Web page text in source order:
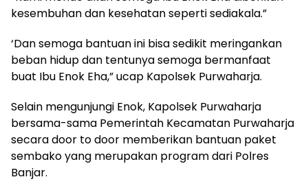
kesembuhan dan kesehatan seperti sediakala.”
‘Dan semoga bantuan ini bisa sedikit meringankan
beban hidup dan tentunya semoga bermanfaat
buat Ibu Enok Eha,” ucap Kapolsek Purwaharja.
Selain mengunjungi Enok, Kapolsek Purwaharja
bersama-sama Pemerintah Kecamatan Purwaharja
secara door to door memberikan bantuan paket
sembako yang merupakan program dari Polres
Banjar.